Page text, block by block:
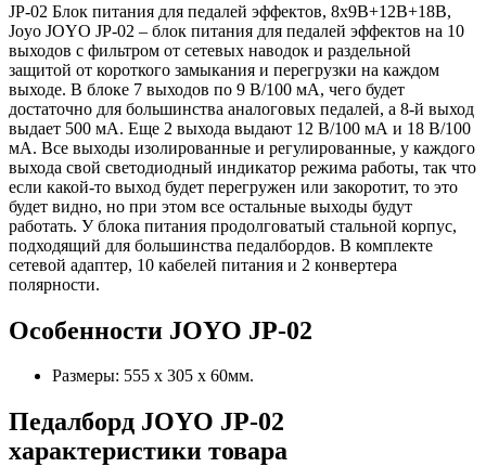
JP-02 Блок питания для педалей эффектов, 8х9В+12В+18В,
Joyo JOYO JP-02 – блок питания для педалей эффектов на 10
выходов с фильтром от сетевых наводок и раздельной
защитой от короткого замыкания и перегрузки на каждом
выходе. В блоке 7 выходов по 9 В/100 мА, чего будет
достаточно для большинства аналоговых педалей, а 8-й выход
выдает 500 мА. Еще 2 выхода выдают 12 В/100 мА и 18 В/100
мА. Все выходы изолированные и регулированные, у каждого
выхода свой светодиодный индикатор режима работы, так что
если какой-то выход будет перегружен или закоротит, то это
будет видно, но при этом все остальные выходы будут
работать. У блока питания продолговатый стальной корпус,
подходящий для большинства педалбордов. В комплекте
сетевой адаптер, 10 кабелей питания и 2 конвертера
полярности.
Особенности JOYO JP-02
Размеры: 555 х 305 х 60мм.
Педалборд JOYO JP-02
характеристики товара